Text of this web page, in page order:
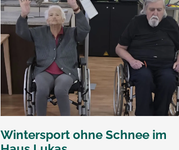
Wintersport ohne Schnee im